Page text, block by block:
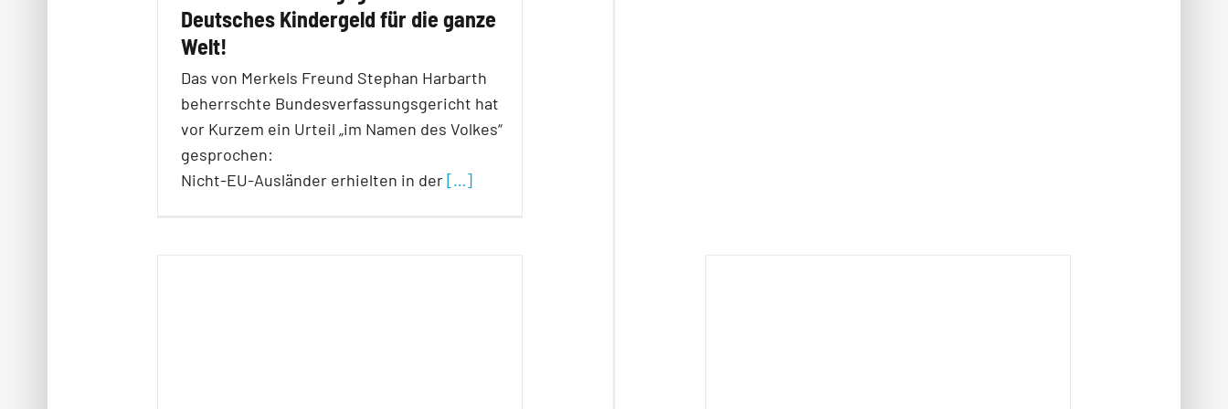
Deutsches Kindergeld für die ganze
Welt!
Das von Merkels Freund Stephan Harbarth
beherrschte Bundesverfassungsgericht hat
vor Kurzem ein Urteil „im Namen des Volkes“
gesprochen:
Nicht-EU-Ausländer erhielten in der[…]